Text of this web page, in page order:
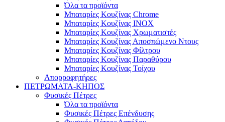
Όλα τα προϊόντα
Μπαταρίες Κουζίνας Chrome
Μπαταρίες Κουζίνας INOX
Μπαταρίες Κουζίνας Χρωματιστές
Μπαταρίες Κουζίνας Αποσπώμενο Ντους
Μπαταρίες Κουζίνας Φίλτρου
Μπαταρίες Κουζίνας Παραθύρου
Μπαταρίες Κουζίνας Τοίχου
Απορροφητήρες
ΠΕΤΡΩΜΑΤΑ-ΚΗΠΟΣ
Φυσικές Πέτρες
Όλα τα προϊόντα
Φυσικές Πέτρες Επένδυσης